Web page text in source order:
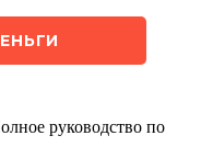
руководство по